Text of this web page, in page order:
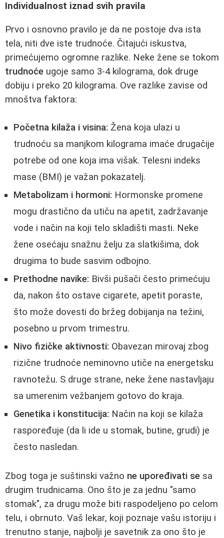
Individualnost iznad svih pravila
Prvo i osnovno pravilo je da ne postoje dva ista
tela, niti dve iste trudnoće. Čitajući iskustva,
primećujemo ogromne razlike. Neke žene se tokom
trudnoće ugoje samo 3-4 kilograma, dok druge
dobiju i preko 20 kilograma. Ove razlike zavise od
mnoštva faktora:
Početna kilaža i visina: Žena koja ulazi u
trudnoću sa manjkom kilograma imaće drugačije
potrebe od one koja ima višak. Telesni indeks
mase (BMI) je važan pokazatelj.
Metabolizam i hormoni: Hormonske promene
mogu drastično da utiču na apetit, zadržavanje
vode i način na koji telo skladišti masti. Neke
žene osećaju snažnu želju za slatkišima, dok
drugima to bude sasvim odbojno.
Prethodne navike: Bivši pušači često primećuju
da, nakon što ostave cigarete, apetit poraste,
što može dovesti do bržeg dobijanja na težini,
posebno u prvom trimestru.
Nivo fizičke aktivnosti: Obavezan mirovaj zbog
rizične trudnoće neminovno utiče na energetsku
ravnotežu. S druge strane, neke žene nastavljaju
sa umerenim vežbanjem gotovo do kraja.
Genetika i konstitucija: Način na koji se kilaža
raspoređuje (da li ide u stomak, butine, grudi) je
često nasledan.
Zbog toga je suštinski važno ne upoređivati se sa
drugim trudnicama. Ono što je za jednu "samo
stomak", za drugu može biti raspodeljeno po celom
telu, i obrnuto. Vaš lekar, koji poznaje vašu istoriju i
trenutno stanje, najbolji je savetnik za ono što je